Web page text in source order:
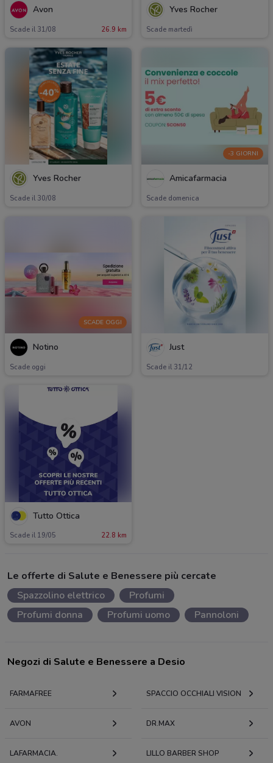
Avon
Scade il 31/08 26.9 km
Yves Rocher
Scade martedì
Yves Rocher
Scade il 30/08
-3 GIORNI
Amicafarmacia
Scade domenica
SCADE OGGI
Notino
Scade oggi
Just
Scade il 31/12
Tutto Ottica
Scade il 19/05 22.8 km
Le offerte di Salute e Benessere più cercate
Spazzolino elettrico
Profumi
Profumi donna
Profumi uomo Pannoloni
Negozi di Salute e Benessere a Desio
FARMAFREE SPACCIO OCCHIALI VISION
AVON DR.MAX
LAFARMACIA. LILLO BARBER SHOP